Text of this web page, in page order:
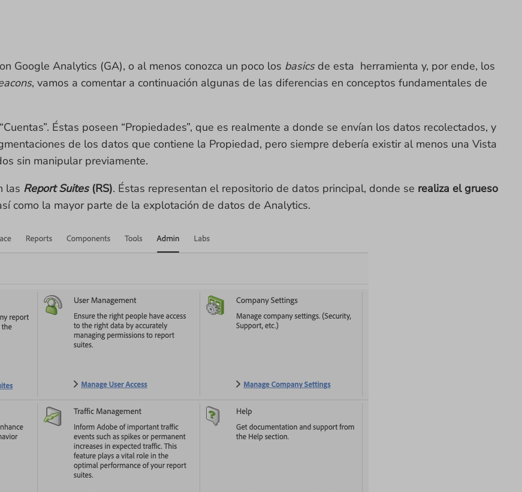
Google Analytics (GA), o al menos conozca un poco los basicsde esta herramienta y, por ende, los
, vamos a comentar a continuación algunas de las diferencias en conceptos fundamentales de
Éstas poseen “Propiedades”, que es realmente a donde se envían los datos recolectados, y
de los datos que contiene la Propiedad, pero siempre debería existir al menos una Vista
sin manipular previamente.
las Report Suites (RS). Éstas representan el repositorio de datos principal, donde se realiza el grueso
como la mayor parte de la explotación de datos de Analytics.